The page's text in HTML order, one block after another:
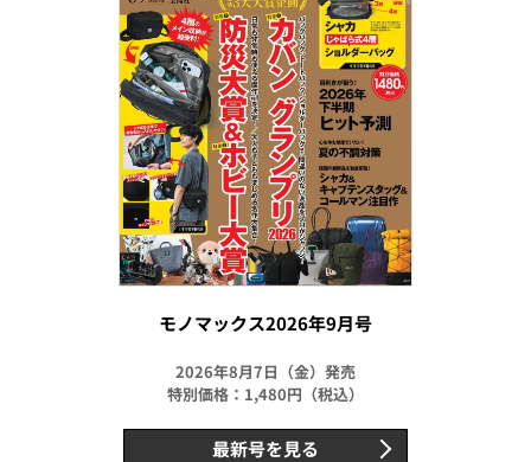
モノマックス2026年9月号
2026年8月7日（金）発売
特別価格：1,480円（税込）
最新号を見る